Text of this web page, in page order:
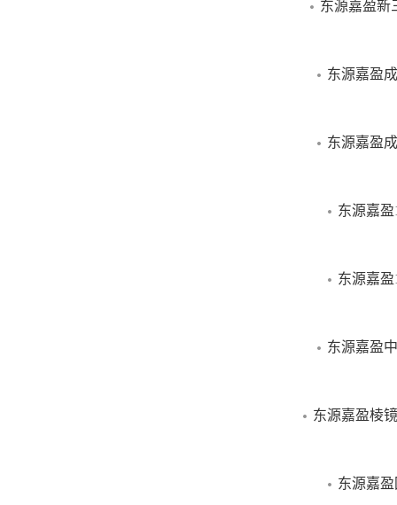
东源嘉盈新
东源嘉盈
东源嘉盈
东源嘉
东源嘉
东源嘉盈
东源嘉盈棱
东源嘉